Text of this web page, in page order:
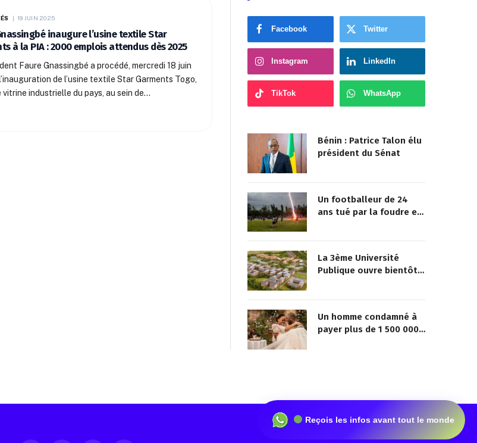
19 JUIN 2025
inaugure l’usine textile Star
à la PIA : 2000 emplois attendus dès 2025
Faure Gnassingbé a procédé, mercredi 18 juin
de l’usine textile Star Garments Togo,
vitrine industrielle du pays, au sein de…
Facebook Twitter
Instagram LinkedIn
TikTok WhatsApp
Bénin : Patrice Talon élu
président du Sénat
Un footballeur de 24
ans tué par la foudre en
La 3ème Université
Publique ouvre bientôt
Un homme condamné à
payer plus de 1 500 000
Reçois les infos avant tout le monde